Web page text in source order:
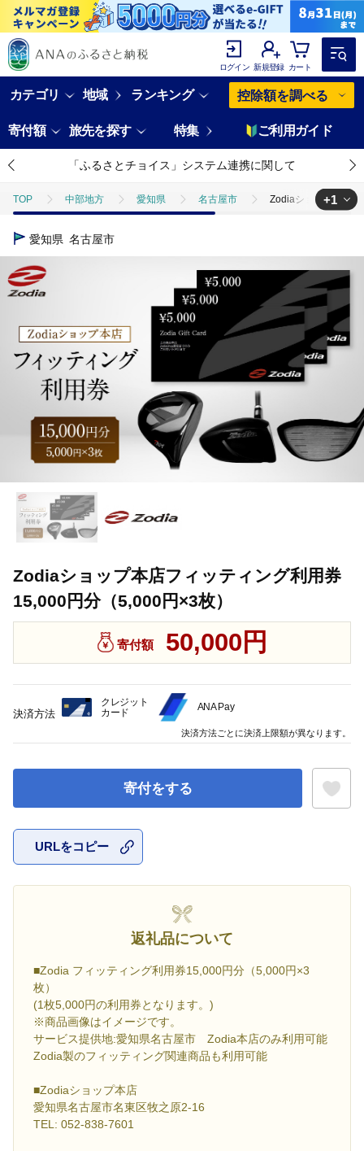
ログイン 新規登録 カート
カテゴリ 地域 ランキング 控除額を調べる
寄付額 旅先を探す 特集 ご利用ガイド
「ふるさとチョイス」システム連携に関して
TOP 中部地方 愛知県 名古屋市 Zodiaショップ本店
TOP
+1
愛知県 名古屋市
Zodiaショップ本店フィッティング利用券
15,000円分（5,000円×3枚）
寄付額 50,000円
寄付をする
URLをコピー
返礼品について
■Zodia フィッティング利用券15,000円分（5,000円×3
枚）
(1枚5,000円の利用券となります。)
※商品画像はイメージです。
サービス提供地:愛知県名古屋市 Zodia本店のみ利用可能
Zodia製のフィッティング関連商品も利用可能
■Zodiaショップ本店
愛知県名古屋市名東区牧之原2-16
TEL: 052-838-7601
決済方法
クレジット
カード
ANA Pay
決済方法ごとに決済上限額が異なります。